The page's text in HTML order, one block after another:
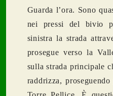
Guarda l’ora. Sono
nei pressi del bivio
sinistra la strada
prosegue verso la
sulla strada principale
raddrizza,